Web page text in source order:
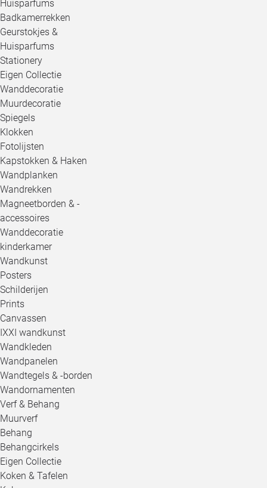
Huisparfums
Badkamerrekken
Geurstokjes &
Huisparfums
Stationery
Eigen Collectie
Wanddecoratie
Muurdecoratie
Spiegels
Klokken
Fotolijsten
Kapstokken & Haken
Wandplanken
Wandrekken
Magneetborden & -
accessoires
Wanddecoratie
kinderkamer
Wandkunst
Posters
Schilderijen
Prints
Canvassen
IXXI wandkunst
Wandkleden
Wandpanelen
Wandtegels & -borden
Wandornamenten
Verf & Behang
Muurverf
Behang
Behangcirkels
Eigen Collectie
Koken & Tafelen